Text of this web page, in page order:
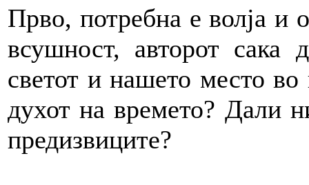
Прво, потребна е волја и
всушност, авторот сака
светот и нашето место
духот на времето? Дали
предизвиците?